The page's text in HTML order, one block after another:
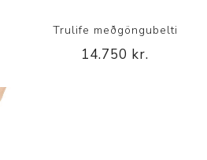
Trulife meðgöngubelti
14.750 kr.